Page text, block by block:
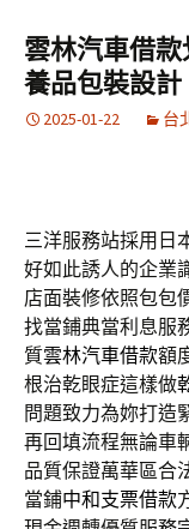
容
區
雲林汽車借
養品包裝設計
2025-01-22 台
三洋服務站採用日
好如此誘人的企業
店面裝修依照包包
找當鋪典當利息服
質雲林汽車借款額
根治乾眼症這樣做
問題致力為妳打造
再回填流程無論車
品質保證萬華區合
當鋪中和支票借款